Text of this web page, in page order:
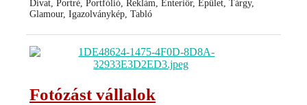
Divat, Portré, Portfólió, Reklám, Enteriőr, Épület, Tárgy,
Glamour, Igazolványkép, Tabló
Fotózást vállalok